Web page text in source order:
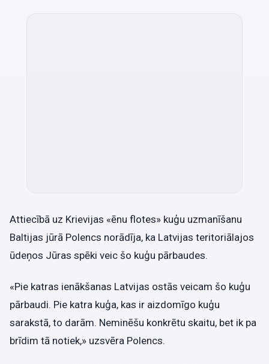
Attiecībā uz Krievijas «ēnu flotes» kuģu uzmanīšanu
Baltijas jūrā Polencs norādīja, ka Latvijas teritoriālajos
ūdeņos Jūras spēki veic šo kuģu pārbaudes.
«Pie katras ienākšanas Latvijas ostās veicam šo kuģu
pārbaudi. Pie katra kuģa, kas ir aizdomīgo kuģu
sarakstā, to darām. Neminēšu konkrētu skaitu, bet ik pa
brīdim tā notiek,» uzsvēra Polencs.